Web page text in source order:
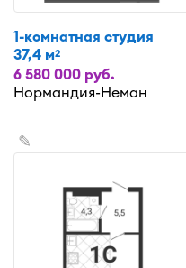
1-комнатная студия
37,4 м2
6 580 000 руб.
Нормандия-Неман
✎